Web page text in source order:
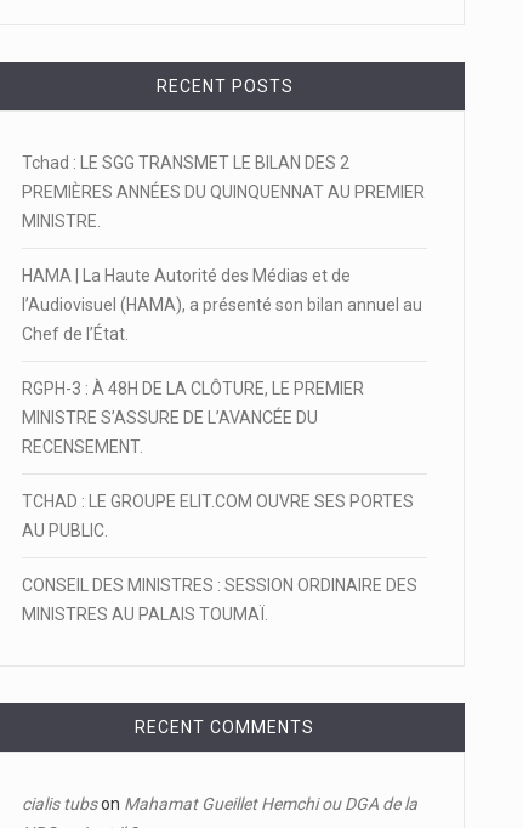
RECENT POSTS
Tchad : LE SGG TRANSMET LE BILAN DES 2
PREMIÈRES ANNÉES DU QUINQUENNAT AU PREMIER
MINISTRE.
HAMA | La Haute Autorité des Médias et de
l’Audiovisuel (HAMA), a présenté son bilan annuel au
Chef de l’État.
RGPH-3 : À 48H DE LA CLÔTURE, LE PREMIER
MINISTRE S’ASSURE DE L’AVANCÉE DU
RECENSEMENT.
TCHAD : LE GROUPE ELIT.COM OUVRE SES PORTES
AU PUBLIC.
CONSEIL DES MINISTRES : SESSION ORDINAIRE DES
MINISTRES AU PALAIS TOUMAÏ.
RECENT COMMENTS
cialis tubson Mahamat Gueillet Hemchi ou DGA de la